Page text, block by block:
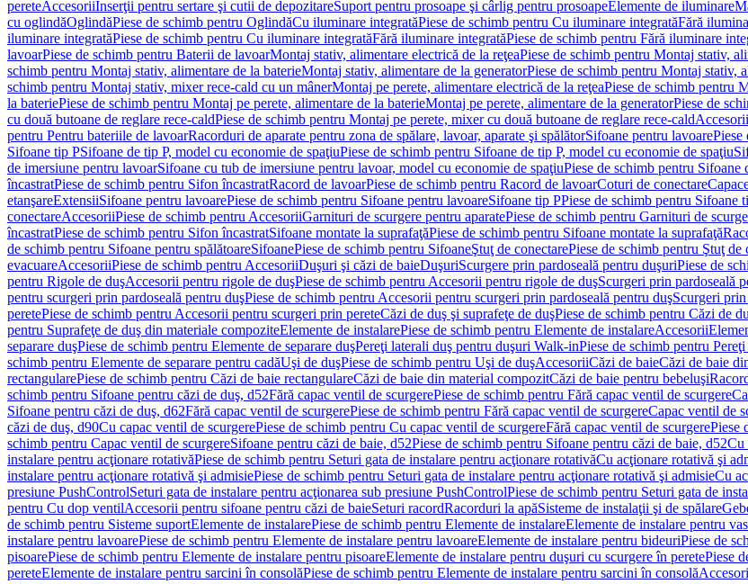
pereteAccesoriiInserţii pentru sertare şi cutii de depozitareSuport pentru prosoape şi cârlig pentru prosoapeElemente de iluminare
cu oglindăOglindăPiese de schimb pentru OglindăCu iluminare integratăPiese de schimb pentru Cu iluminare integratăFără
iluminare integratăPiese de schimb pentru Cu iluminare integratăFără iluminare integratăPiese de schimb pentru Fără iluminare
lavoarPiese de schimb pentru Baterii de lavoarMontaj stativ, alimentare electrică de la reţeaPiese de schimb pentru Montaj stativ,
schimb pentru Montaj stativ, alimentare de la baterieMontaj stativ, alimentare de la generatorPiese de schimb pentru Montaj stativ,
schimb pentru Montaj stativ, mixer rece-cald cu un mânerMontaj pe perete, alimentare electrică de la reţeaPiese de schimb pentru
la bateriePiese de schimb pentru Montaj pe perete, alimentare de la baterieMontaj pe perete, alimentare de la generatorPiese de
cu două butoane de reglare rece-caldPiese de schimb pentru Montaj pe perete, mixer cu două butoane de reglare rece-caldAccesorii
pentru Pentru bateriile de lavoarRacorduri de aparate pentru zona de spălare, lavoar, aparate şi spălătorSifoane pentru lavoarePiese
Sifoane tip PSifoane de tip P, model cu economie de spaţiuPiese de schimb pentru Sifoane de tip P, model cu economie de spaţiu
de imersiune pentru lavoarSifoane cu tub de imersiune pentru lavoar, model cu economie de spaţiuPiese de schimb pentru
încastratPiese de schimb pentru Sifon încastratRacord de lavoarPiese de schimb pentru Racord de lavoarCoturi de conectare
etanşareExtensiiSifoane pentru lavoarePiese de schimb pentru Sifoane pentru lavoareSifoane tip PPiese de schimb pentru Sifoane
conectareAccesoriiPiese de schimb pentru AccesoriiGarnituri de scurgere pentru aparatePiese de schimb pentru Garnituri de
încastratPiese de schimb pentru Sifon încastratSifoane montate la suprafaţăPiese de schimb pentru Sifoane montate la suprafaţă
de schimb pentru Sifoane pentru spălătoareSifoanePiese de schimb pentru SifoaneŞtuţ de conectarePiese de schimb pentru Ştuţ de
evacuareAccesoriiPiese de schimb pentru AccesoriiDuşuri şi căzi de baieDuşuriScurgere prin pardoseală pentru duşuriPiese de
pentru Rigole de duşAccesorii pentru rigole de duşPiese de schimb pentru Accesorii pentru rigole de duşScurgeri prin pardoseală
pentru scurgeri prin pardoseală pentru duşPiese de schimb pentru Accesorii pentru scurgeri prin pardoseală pentru duşScurgeri prin
peretePiese de schimb pentru Accesorii pentru scurgeri prin pereteCăzi de duş şi suprafeţe de duşPiese de schimb pentru Căzi de
pentru Suprafeţe de duş din materiale compoziteElemente de instalarePiese de schimb pentru Elemente de instalareAccesorii
separare duşPiese de schimb pentru Elemente de separare duşPereţi laterali duş pentru duşuri Walk-inPiese de schimb pentru
schimb pentru Elemente de separare pentru cadăUşi de duşPiese de schimb pentru Uşi de duşAccesoriiCăzi de baieCăzi de baie
rectangularePiese de schimb pentru Căzi de baie rectangulareCăzi de baie din material compozitCăzi de baie pentru bebeluşi
schimb pentru Sifoane pentru căzi de duş, d52Fără capac ventil de scurgerePiese de schimb pentru Fără capac ventil de scurgere
Sifoane pentru căzi de duş, d62Fără capac ventil de scurgerePiese de schimb pentru Fără capac ventil de scurgereCapac ventil de
căzi de duş, d90Cu capac ventil de scurgerePiese de schimb pentru Cu capac ventil de scurgereFără capac ventil de scurgerePiese
schimb pentru Capac ventil de scurgereSifoane pentru căzi de baie, d52Piese de schimb pentru Sifoane pentru căzi de baie, d52Cu
instalare pentru acţionare rotativăPiese de schimb pentru Seturi gata de instalare pentru acţionare rotativăCu acţionare rotativă şi
instalare pentru acţionare rotativă şi admisiePiese de schimb pentru Seturi gata de instalare pentru acţionare rotativă şi admisieCu
presiune PushControlSeturi gata de instalare pentru acţionarea sub presiune PushControlPiese de schimb pentru Seturi gata de
pentru Cu dop ventilAccesorii pentru sifoane pentru căzi de baieSeturi racordRacorduri la apăSisteme de instalaţii şi de spălare
de schimb pentru Sisteme suportElemente de instalarePiese de schimb pentru Elemente de instalareElemente de instalare pentru
instalare pentru lavoarePiese de schimb pentru Elemente de instalare pentru lavoareElemente de instalare pentru bideuriPiese de
pisoarePiese de schimb pentru Elemente de instalare pentru pisoareElemente de instalare pentru duşuri cu scurgere în peretePiese
pereteElemente de instalare pentru sarcini în consolăPiese de schimb pentru Elemente de instalare pentru sarcini în consolă